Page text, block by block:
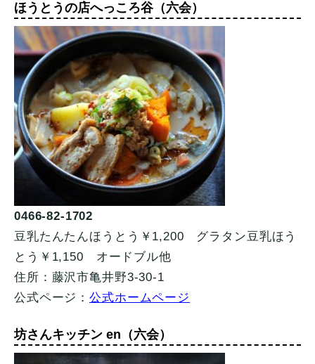
ほうとうの店へっころ谷（六会）
0466-82-1702
豆乳たんたんほうとう￥1,200 グラタン豆乳ほう
とう￥1,150 オードブル他
住所：藤沢市亀井野3-30-1
公式ページ：公式ホームページ
坊さんキッチン en（六会）